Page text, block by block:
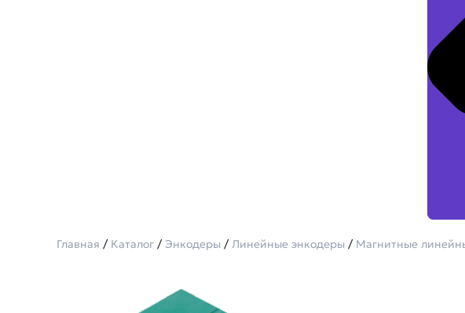
Главная / Каталог /Энкодеры /Линейные энкодеры / Магнитные